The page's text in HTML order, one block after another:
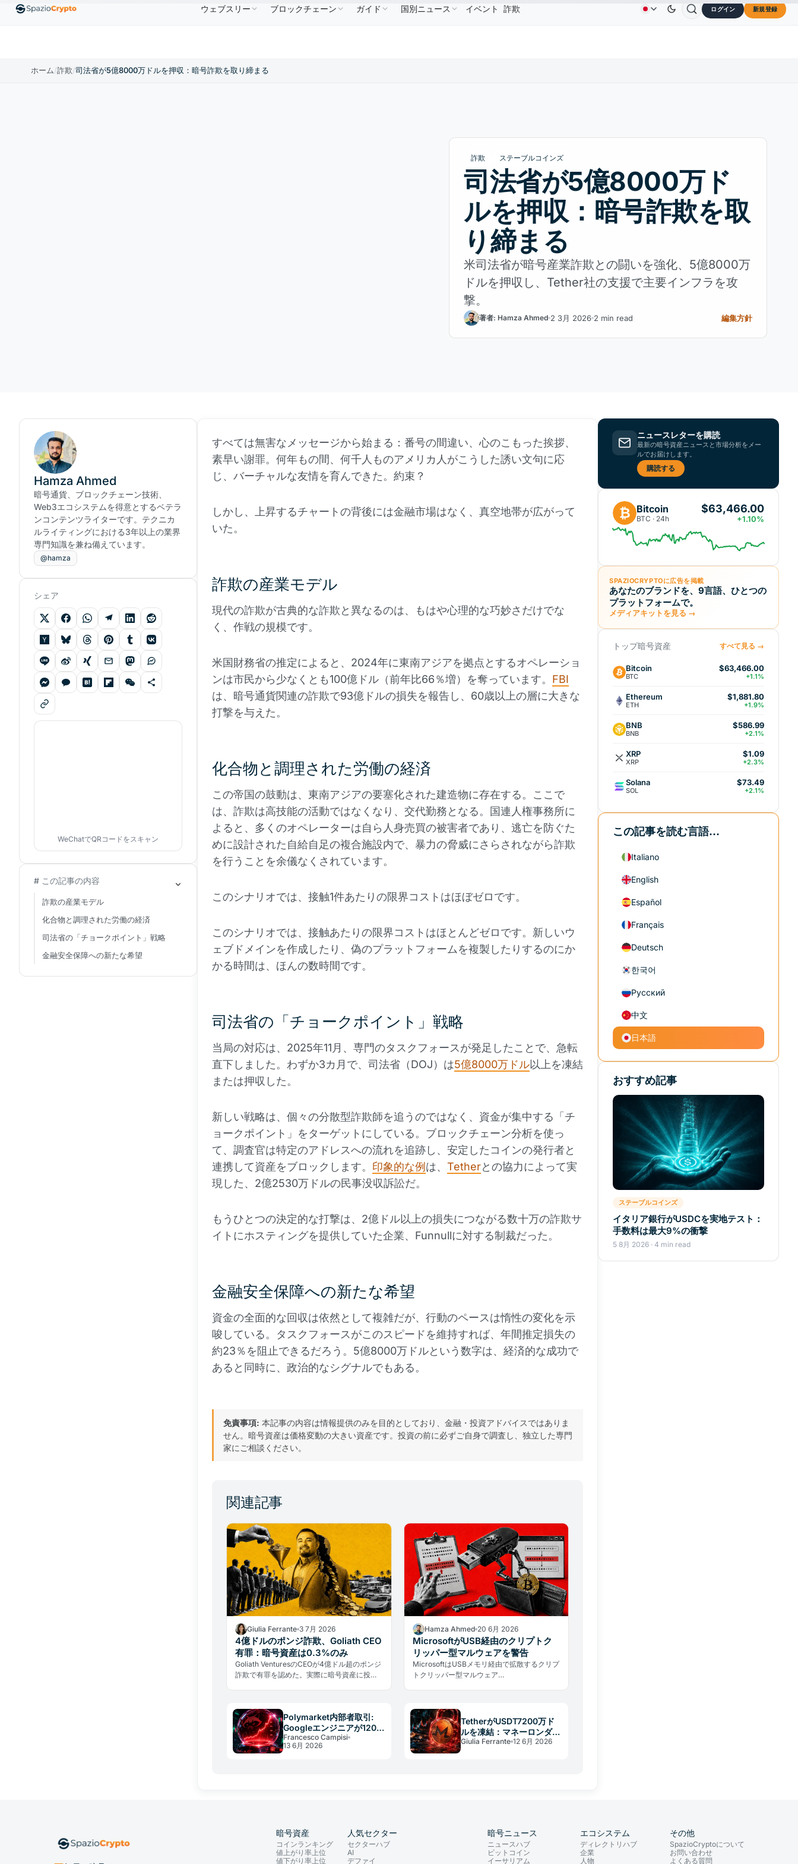
EthereumETH$1,880.58 ↑0.00% BNB $586.64↑2.10% USDCUSDC $0.9995↑0.00% XRPXRP $1.09↑2.30% SolanaSOL$73.45 ↓0.30% Dogecoin DOGE$0.0707↑2.40%
お問い合わせ 会社概要
ウェブスリー ブロックチェーン ガイド 国別ニュース イベント 詐欺 ログイン 新規登録
ホーム/詐欺/司法省が5億8000万ドルを押収：暗号詐欺を取り締まる
詐欺 ステーブルコインズ
司法省が5億8000万ド
ルを押収：暗号詐欺を取
り締まる
米司法省が暗号産業詐欺との闘いを強化、5億8000万
ドルを押収し、Tether社の支援で主要インフラを攻
撃。
著者: Hamza Ahmed 2 3月 2026 2 min read 編集方針
すべては無害なメッセージから始まる：番号の間違い、心のこもった挨拶、
素早い謝罪。何年もの間、何千人ものアメリカ人がこうした誘い文句に応
じ、バーチャルな友情を育んできた。約束？
しかし、上昇するチャートの背後には金融市場はなく、真空地帯が広がって
いた。
詐欺の産業モデル
現代の詐欺が古典的な詐欺と異なるのは、もはや心理的な巧妙さだけでな
く、作戦の規模です。
米国財務省の推定によると、2024年に東南アジアを拠点とするオペレーショ
ンは市民から少なくとも100億ドル（前年比66％増）を奪っています。 FBI
は、暗号通貨関連の詐欺で93億ドルの損失を報告し、60歳以上の層に大きな
打撃を与えた。
化合物と調理された労働の経済
この帝国の鼓動は、東南アジアの要塞化された建造物に存在する。ここで
は、詐欺は高技能の活動ではなくなり、交代勤務となる。国連人権事務所に
よると、多くのオペレーターは自ら人身売買の被害者であり、逃亡を防ぐた
めに設計された自給自足の複合施設内で、暴力の脅威にさらされながら詐欺
を行うことを余儀なくされています。
このシナリオでは、接触1件あたりの限界コストはほぼゼロです。
このシナリオでは、接触あたりの限界コストはほとんどゼロです。新しいウ
ェブドメインを作成したり、偽のプラットフォームを複製したりするのにか
かる時間は、ほんの数時間です。
司法省の「チョークポイント」戦略
当局の対応は、2025年11月、専門のタスクフォースが発足したことで、急転
直下しました。わずか3カ月で、司法省（DOJ）は5億8000万ドル以上を凍結
または押収した。
新しい戦略は、個々の分散型詐欺師を追うのではなく、資金が集中する「チ
ョークポイント」をターゲットにしている。ブロックチェーン分析を使っ
て、調査官は特定のアドレスへの流れを追跡し、安定したコインの発行者と
連携して資産をブロックします。 印象的な例 は、 Tetherとの協力によって実
現した、2億2530万ドルの民事没収訴訟だ。
もうひとつの決定的な打撃は、2億ドル以上の損失につながる数十万の詐欺サ
イトにホスティングを提供していた企業、Funnullに対する制裁だった。
金融安全保障への新たな希望
資金の全面的な回収は依然として複雑だが、行動のペースは惰性の変化を示
唆している。タスクフォースがこのスピードを維持すれば、年間推定損失の
約23％を阻止できるだろう。5億8000万ドルという数字は、経済的な成功で
あると同時に、政治的なシグナルでもある。
免責事項: 本記事の内容は情報提供のみを目的としており、金融・投資アドバイスではありま
せん。暗号資産は価格変動の大きい資産です。投資の前に必ずご自身で調査し、独立した専門
家にご相談ください。
関連記事
Giulia Ferrante 3 7月 2026
4億ドルのポンジ詐欺、Goliath CEO
有罪：暗号資産は0.3%のみ
Goliath VenturesのCEOが4億ドル超のポンジ
詐欺で有罪を認めた。実際に暗号資産に投じ
Hamza Ahmed 20 6月 2026
MicrosoftがUSB経由のクリプトク
リッパー型マルウェアを警告
MicrosoftはUSBメモリ経由で拡散するクリプ
トクリッパー型マルウェア
実行する。
Polymarket内部者取引:
Googleエンジニアが120万
ドルを不正取得
Francesco Campisi
13 6月 2026
TetherがUSDT7200万ド
ルを凍結：マネーロンダリ
ングを暴いたMoneroの急
騰
Giulia Ferrante 12 6月 2026
Hamza Ahmed
暗号通貨、ブロックチェーン技術、
Web3エコシステムを得意とするベテラ
ンコンテンツライターです。テクニカ
ルライティングにおける3年以上の業界
専門知識を兼ね備えています。
@hamza
シェア
WeChatでQRコードをスキャン
# この記事の内容
詐欺の産業モデル
化合物と調理された労働の経済
司法省の「チョークポイント」戦略
金融安全保障への新たな希望
ニュースレターを購読
最新の暗号資産ニュースと市場分析をメー
ルでお届けします。
購読する
₿ Bitcoin
BTC · 24h
$63,466.00
+1.10%
SPAZIOCRYPTOに広告を掲載
あなたのブランドを、9言語、ひとつの
プラットフォームで。
メディアキットを見る →
トップ暗号資産 すべて見る →
Bitcoin
BTC
$63,466.00
+1.1%
Ethereum
ETH
$1,881.80
+1.9%
BNB
BNB
$586.99
+2.1%
XRP
XRP
$1.09
+2.3%
Solana
SOL
$73.49
+2.1%
この記事を読む言語...
Italiano
English
Español
Français
Deutsch
한국어
Русский
中文
日本語
おすすめ記事
ステーブルコインズ
イタリア銀行がUSDCを実地テスト：
手数料は最大9%の衝撃
5 8月 2026 · 4 min read
暗号資産
コインランキング
値上がり率上位
値下がり率上位
人気セクター
セクターハブ
AI
デファイ
暗号ニュース
ニュースハブ
ビットコイン
イーサリアム
エコシステム
ディレクトリハブ
企業
人物
その他
SpazioCryptoについて
お問い合わせ
よくある質問